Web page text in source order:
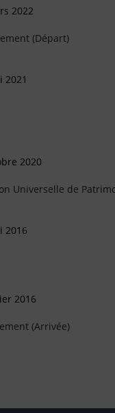
2022
(Départ)
2021
2020
Universelle de
2016
2016
(Arrivée)